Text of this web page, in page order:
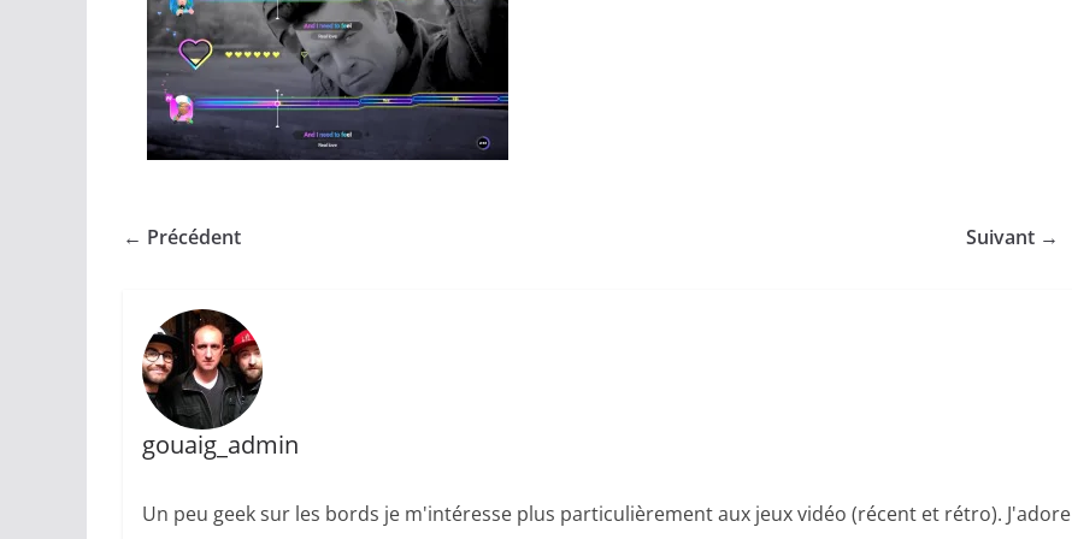
← Précédent Suivant →
gouaig_admin
Un peu geek sur les bords je m'intéresse plus particulièrement aux jeux vidéo (récent et rétro). J'adore